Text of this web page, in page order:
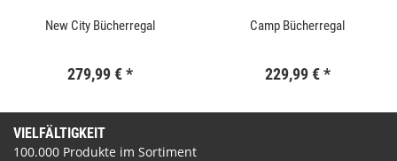
New City Bücherregal
279,99 € *
Camp Bücherregal
229,99 € *
VIELFÄLTIGKEIT
100.000 Produkte im Sortiment